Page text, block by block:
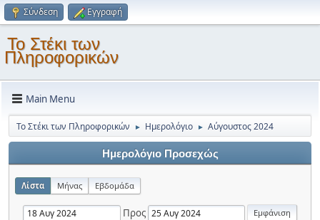
Σύνδεση Εγγραφή
Το Στέκι των
Πληροφορικών
Main Menu
Το Στέκι των Πληροφορικών ► Ημερολόγιο ► Αύγουστος 2024
Ημερολόγιο Προσεχώς
Λίστα Μήνας Εβδομάδα
Προς